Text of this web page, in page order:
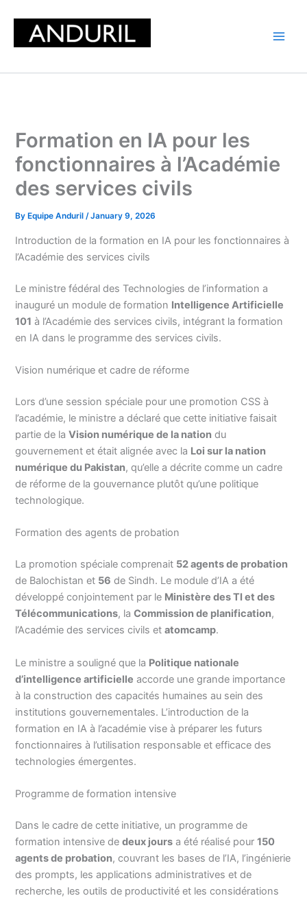
content
Formation en IA pour les
fonctionnaires à l’Académie
des services civils
By Equipe Anduril/January 9, 2026
Introduction de la formation en IA pour les fonctionnaires à
l’Académie des services civils
Le ministre fédéral des Technologies de l’information a
inauguré un module de formation Intelligence Artificielle
101 à l’Académie des services civils, intégrant la formation
en IA dans le programme des services civils.
Vision numérique et cadre de réforme
Lors d’une session spéciale pour une promotion CSS à
l’académie, le ministre a déclaré que cette initiative faisait
partie de laVision numérique de la nation du
gouvernement et était alignée avec la Loi sur la nation
numérique du Pakistan, qu’elle a décrite comme un cadre
de réforme de la gouvernance plutôt qu’une politique
technologique.
Formation des agents de probation
La promotion spéciale comprenait 52 agents de probation
de Balochistan et 56 de Sindh. Le module d’IA a été
développé conjointement par le Ministère des TI et des
Télécommunications, laCommission de planification,
l’Académie des services civils etatomcamp.
Le ministre a souligné que la Politique nationale
d’intelligence artificielle accorde une grande importance
à la construction des capacités humaines au sein des
institutions gouvernementales. L’introduction de la
formation en IA à l’académie vise à préparer les futurs
fonctionnaires à l’utilisation responsable et efficace des
technologies émergentes.
Programme de formation intensive
Dans le cadre de cette initiative, un programme de
formation intensive dedeux jours a été réalisé pour150
agents de probation, couvrant les bases de l’IA, l’ingénierie
des prompts, les applications administratives et de
recherche, les outils de productivité et les considérations